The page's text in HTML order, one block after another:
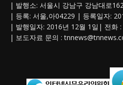
| 발행소: 서울시 강남구 강남대로
| 등록: 서울,아04229 | 등록일자:
| 발행일자: 2016년 12월 1일| 전화
| 보도자료 문의 :